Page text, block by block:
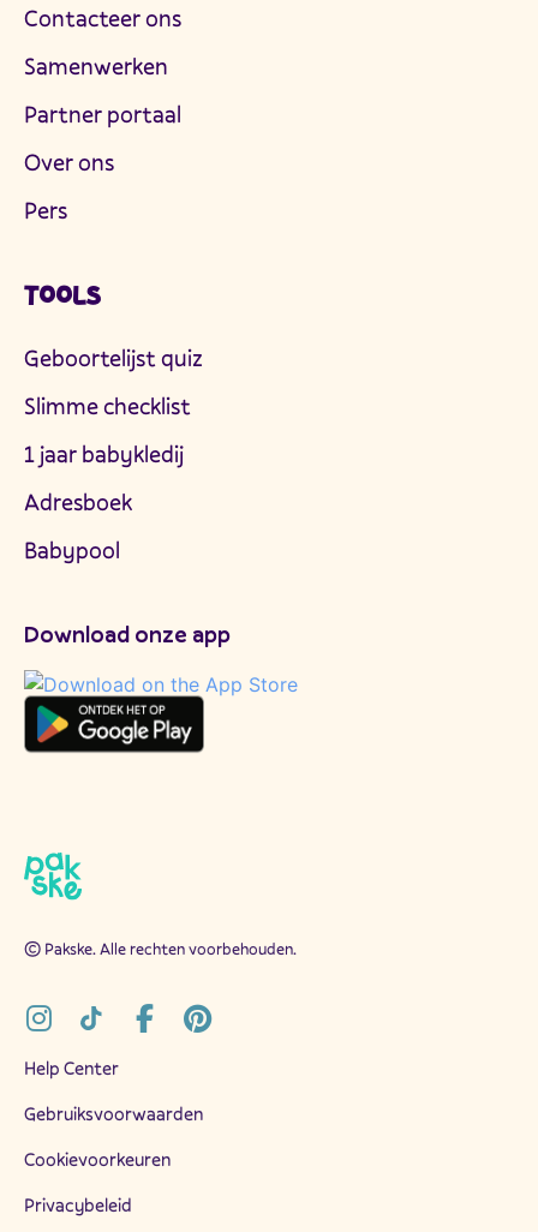
Contacteer ons
Samenwerken
Partner portaal
Over ons
Pers
TOOLS
Geboortelijst quiz
Slimme checklist
1 jaar babykledij
Adresboek
Babypool
Download onze app
© Pakske. Alle rechten voorbehouden.
Help Center
Gebruiksvoorwaarden
Cookievoorkeuren
Privacybeleid